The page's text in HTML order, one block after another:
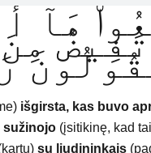
مَآ
išgirsta, kas buvo
sužinojo (įsitikinę, kad
su liudininkais